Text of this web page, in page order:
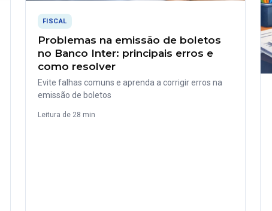
FISCAL
Problemas na emissão de boletos
no Banco Inter: principais erros e
como resolver
Evite falhas comuns e aprenda a corrigir erros na
emissão de boletos
Leitura de 28 min